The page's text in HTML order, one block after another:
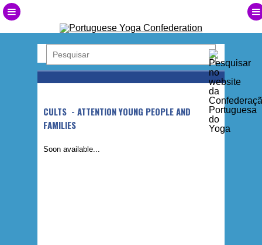
CULTS - ATTENTION YOUNG PEOPLE AND
FAMILIES
Soon available...